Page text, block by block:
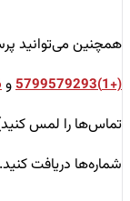
همچنین می‌توانید
(+1)5799579293 و
تماس‌ها را لمس
شماره‌ها دریافت کنید.